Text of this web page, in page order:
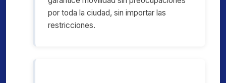
por toda la ciudad, sin importar las
restricciones.